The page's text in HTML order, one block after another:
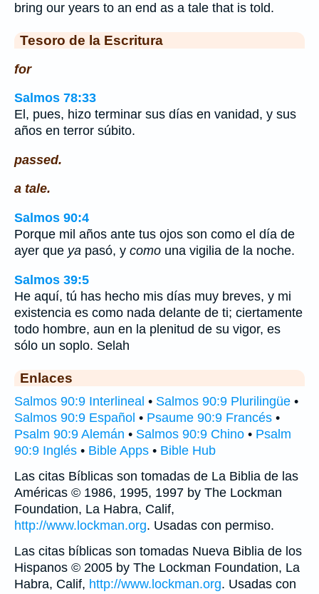
bring our years to an end as a tale that is told.
Tesoro de la Escritura
for
Salmos 78:33
El, pues, hizo terminar sus días en vanidad, y sus
años en terror súbito.
passed.
a tale.
Salmos 90:4
Porque mil años ante tus ojos son como el día de
ayer que ya pasó, y como una vigilia de la noche.
Salmos 39:5
He aquí, tú has hecho mis días muy breves, y mi
existencia es como nada delante de ti; ciertamente
todo hombre, aun en la plenitud de su vigor, es
sólo un soplo. Selah
Enlaces
Salmos 90:9 Interlineal • Salmos 90:9 Plurilingüe •
Salmos 90:9 Español • Psaume 90:9 Francés •
Psalm 90:9 Alemán • Salmos 90:9 Chino • Psalm
90:9 Inglés • Bible Apps • Bible Hub
Las citas Bíblicas son tomadas de La Biblia de las
Américas © 1986, 1995, 1997 by The Lockman
Foundation, La Habra, Calif,
http://www.lockman.org. Usadas con permiso.
Las citas bíblicas son tomadas Nueva Biblia de los
Hispanos © 2005 by The Lockman Foundation, La
Habra, Calif, http://www.lockman.org. Usadas con